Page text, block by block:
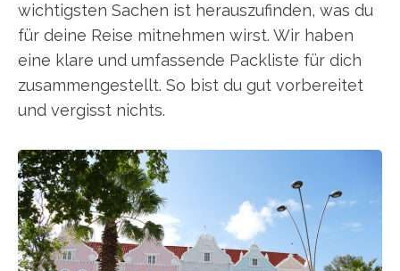
wichtigsten Sachen ist herauszufinden, was du
für deine Reise mitnehmen wirst. Wir haben
eine klare und umfassende Packliste für dich
zusammengestellt. So bist du gut vorbereitet
und vergisst nichts.